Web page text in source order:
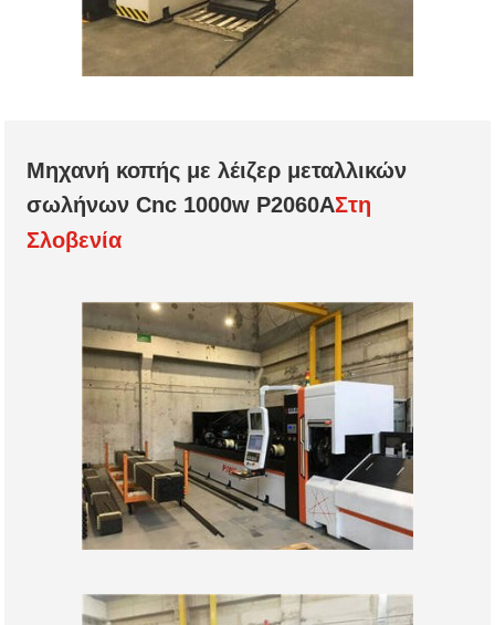
Μηχανή κοπής με λέιζερ μεταλλικών
σωλήνων Cnc 1000w P2060AΣτη
Σλοβενία